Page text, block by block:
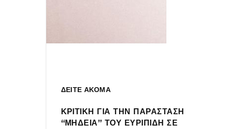
ΔΕΙΤΕ ΑΚΟΜΑ
ΚΡΙΤΙΚΗ ΓΙΑ ΤΗΝ ΠΑΡΑΣΤΑΣΗ
“ΜΗΔΕΙΑ” ΤΟΥ ΕΥΡΙΠΙΔΗ ΣΕ